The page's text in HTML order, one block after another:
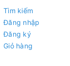
Thành phần : N:
Nguyên liệu pha
quá trình thủy
Tìm kiếm
Đăng nhập
Đăng ký
Giỏ hàng